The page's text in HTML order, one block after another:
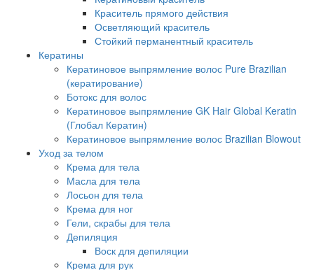
Краситель прямого действия
Осветляющий краситель
Стойкий перманентный краситель
Кератины
Кератиновое выпрямление волос Pure Brazilian
(кератирование)
Ботокс для волос
Кератиновое выпрямление GK Hair Global Keratin
(Глобал Кератин)
Кератиновое выпрямление волос Brazilian Blowout
Уход за телом
Крема для тела
Масла для тела
Лосьон для тела
Крема для ног
Гели, скрабы для тела
Депиляция
Воск для депиляции
Крема для рук